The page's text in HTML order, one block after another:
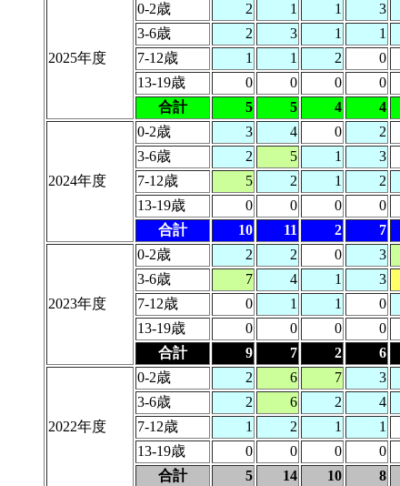
2025年度
0-2歳 2 1 1 3
3-6歳
2 3 1 1
7-12歳
1 1 2 0
13-19歳
0 0 0 0
合計
5 5 4 4
2024年度
0-2歳 3 4 0 2
3-6歳
2 5 1 3
7-12歳
5 2 1 2
13-19歳
0 0 0 0
合計
10 11 2 7
2023年度
0-2歳 2 2 0 3
3-6歳
7 4 1 3
7-12歳
0 1 1 0
13-19歳
0 0 0 0
合計
9 7 2 6
2022年度
0-2歳 2 6 7 3
3-6歳
2 6 2 4
7-12歳
1 2 1 1
13-19歳
0 0 0 0
合計
5 14 10 8